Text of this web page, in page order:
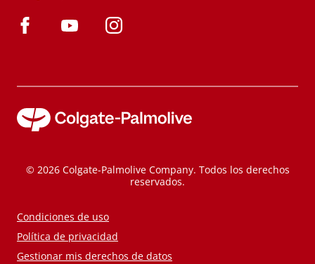
© 2026 Colgate-Palmolive Company. Todos los derechos
reservados.
Condiciones de uso
Política de privacidad
Gestionar mis derechos de datos